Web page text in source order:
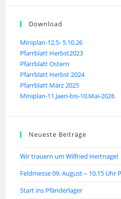
Download
Miniplan-12.5- 5.10.26
Pfarrblatt Herbst2023
Pfarrblatt Ostern
Pfarrblatt Herbst 2024
Pfarrblatt März 2025
Miniplan-11.Jaen-bis-10.Mai-2026
Neueste Beiträge
Wir trauern um Wilfried Hertnagel
Feldmesse 09. August – 10.15
Start ins Pfänderlager